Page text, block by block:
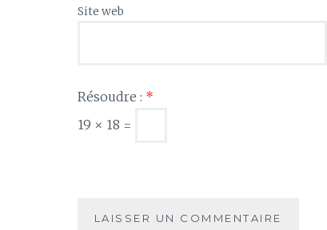
Site web
Résoudre : *
19 × 18 =